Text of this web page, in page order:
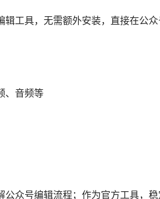
工具，无需额外安装，直接在公
、音频等
众号编辑流程；作为官方工具，